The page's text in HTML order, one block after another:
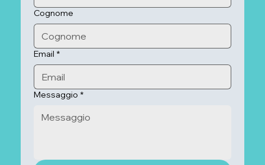
Cognome
Email *
Messaggio *